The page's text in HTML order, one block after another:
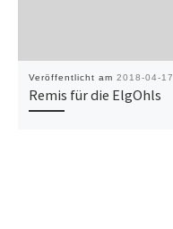
Veröffentlicht am 2018-04-17
Remis für die ElgOhls